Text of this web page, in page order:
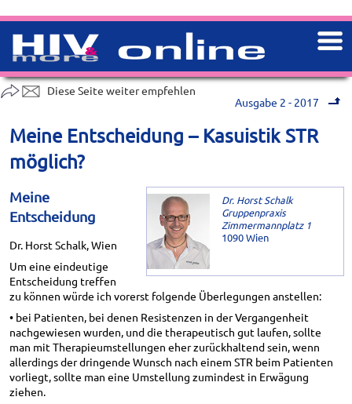
Ausgabe 2 - 2017
Meine Entscheidung – Kasuistik STR
möglich?
Dr. Horst Schalk
Gruppenpraxis
Zimmermannplatz 1
1090 Wien
Meine
Entscheidung
Dr. Horst Schalk, Wien
Um eine eindeutige
Entscheidung treffen
zu können würde ich vorerst folgende Überlegungen anstellen:
• bei Patienten, bei denen Resistenzen in der Vergangenheit
nachgewiesen wurden, und die therapeutisch gut laufen, sollte
man mit Therapieumstellungen eher zurückhaltend sein, wenn
allerdings der dringende Wunsch nach einem STR beim Patienten
vorliegt, sollte man eine Umstellung zumindest in Erwägung
ziehen.
Diese Seite weiter empfehlen